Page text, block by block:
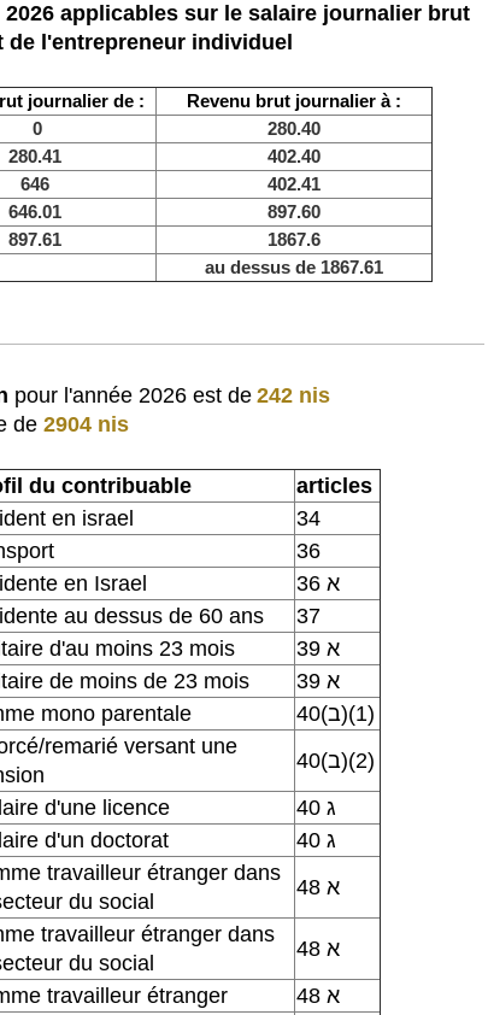
applicables sur le salaire journalier brut
l'entrepreneur individuel
journalier de :
Revenu brut journalier à :
0
280.40
280.41
402.40
646
402.41
646.01
897.60
897.61
1867.6
au dessus de 1867.61
pour l'année 2026 est de 242 nis
de 2904 nis
du contribuable
articles
en israel
34
36
en Israel
36 א
au dessus de 60 ans
37
d'au moins 23 mois
39 א
de moins de 23 mois
39 א
mono parentale
40(ב)(1)
remarié versant une
40(ב)(2)
d'une licence
40 ג
d'un doctorat
40 ג
travailleur étranger dans
du social
48 א
travailleur étranger dans
du social
48 א
travailleur étranger
48 א